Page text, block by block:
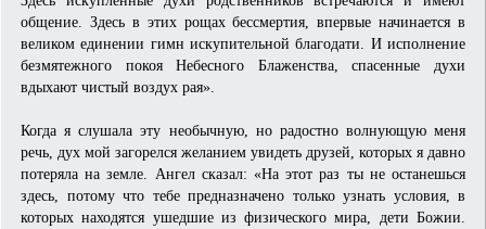
общение. Здесь в этих рощах бессмертия, впервые начинается в
великом единении гимн искупительной благодати. И исполнение
безмятежного покоя Небесного Блаженства, спасенные духи
вдыхают чистый воздух рая».
Когда я слушала эту необычную, но радостно волнующую меня
речь, дух мой загорелся желанием увидеть друзей, которых я давно
потеряла на земле. Ангел сказал: «На этот раз ты не останешься
здесь, потому что тебе предназначено только узнать условия, в
которых находятся ушедшие из физического мира, дети Божии.